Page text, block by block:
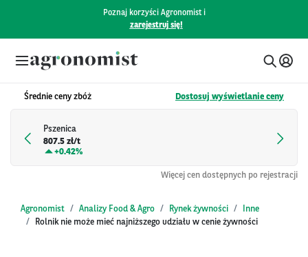
Poznaj korzyści Agronomist i
zarejestruj się!
Średnie ceny zbóż Dostosuj wyświetlanie ceny
Pszenica
807.5 zł/t
+0.42%
Więcej cen dostępnych po rejestracji
Agronomist Analizy Food & Agro Rynek żywności
Inne
Rolnik nie może mieć najniższego udziału w cenie żywności